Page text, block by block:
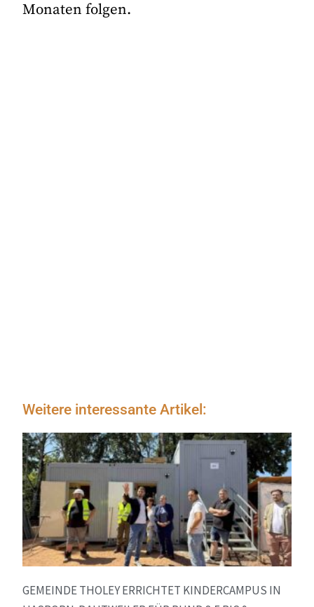
Monaten folgen.
Weitere interessante Artikel:
GEMEINDE THOLEY ERRICHTET KINDERCAMPUS IN